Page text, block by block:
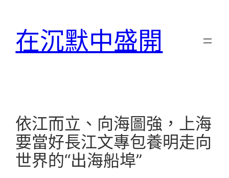
在沉默中盛開
依江而立、向海圖強，上海
要當好長江文專包養明走向
世界的“出海船埠”